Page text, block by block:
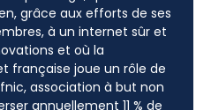
grâce aux efforts de ses
à un internet sûr et
et où la
française joue un rôle de
association à but non
annuellement 11 % de